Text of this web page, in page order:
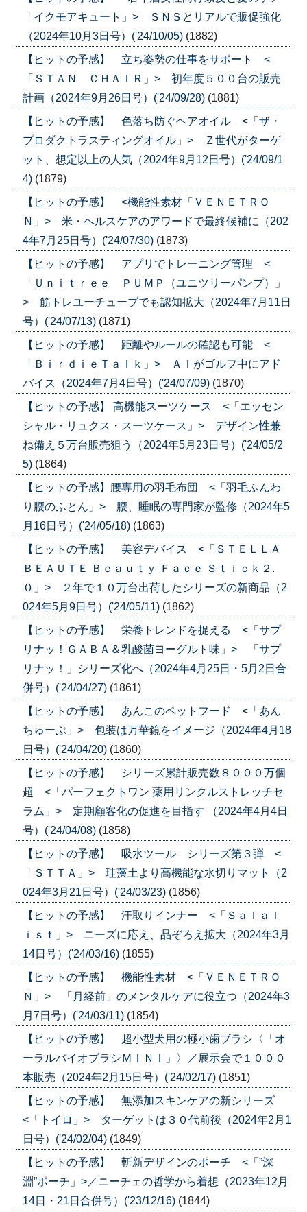
「イクモアキュート」> ＳＮＳとリアルで販促強化
（2024年10月3日号）('24/10/05) (1882)
【ヒットの予感】 立ち姿勢の仕事をサポート <
「ＳＴＡＮ ＣＨＡＩＲ」> 初年度５００台の販売
計画（2024年9月26日号）('24/09/28) (1881)
【ヒットの予感】 色落ち防ぐヘアオイル <「ザ・
プロダクトラスティングオイル」> Ｚ世代がターゲ
ット、想定以上の人気（2024年9月12日号）('24/09/1
4) (1879)
【ヒットの予感】 <機能性素材「ＶＥＮＥＴＲＯ
Ｎ」> 米・ヘルスケアのアワードで最終候補に（202
4年7月25日号）('24/07/30) (1873)
【ヒットの予感】 アプリでトレーニング管理 <
「Ｕｎｉｔｒｅｅ ＰＵＭＰ（ユニツリーパンプ）」
> 筋トレユーチューブでも認知拡大（2024年7月11日
号）('24/07/13) (1871)
【ヒットの予感】 距離やルールの確認も可能 <
「ＢｉｒｄｉｅＴａｌｋ」> ＡＩがゴルフ中にアド
バイス（2024年7月4日号）('24/07/09) (1870)
【ヒットの予感】 高機能スーツケース <「エッセン
シャル・リュクス・スーツケース」> デザイン性兼
ね備え５万台販売狙う（2024年5月23日号）('24/05/2
5) (1864)
【ヒットの予感】腰専用の羽毛布団 <「羽毛ふんわ
り腰のふとん」> 腰、睡眠の専門家が監修（2024年5
月16日号）('24/05/18) (1863)
【ヒットの予感】 美容デバイス <「ＳＴＥＬＬＡ
ＢＥＡＵＴＥ Ｂｅａｕｔｙ Ｆａｃｅ Ｓｔｉｃｋ２.
０」> ２年で１０万台出荷したシリーズの新商品（2
024年5月9日号）('24/05/11) (1862)
【ヒットの予感】 栄養トレンドを捉える <「サプ
リナッ！ＧＡＢＡ＆乳酸菌ヨーグルト味」> 「サプ
リナッ！」シリーズ化へ（2024年4月25日・5月2日合
併号）('24/04/27) (1861)
【ヒットの予感】 あんこのペットフード <「あん
ちゅーぶ」> 包装は万華鏡をイメージ（2024年4月18
日号）('24/04/20) (1860)
【ヒットの予感】 シリーズ累計販売数８０００万個
超 <「パーフェクトワン 薬用リンクルストレッチセ
ラム」> 定期顧客化の促進を目指す （2024年4月4日
号）('24/04/08) (1858)
【ヒットの予感】 吸水ツール シリーズ第３弾 <
「ＳＴＴＡ」> 珪藻土より高機能な水切りマット（2
024年3月21日号）('24/03/23) (1856)
【ヒットの予感】 汗取りインナー <「Ｓａｌａｌ
ｉｓｔ」> ニーズに応え、品ぞろえ拡大（2024年3月
14日号）('24/03/16) (1855)
【ヒットの予感】 機能性素材 <「ＶＥＮＥＴＲＯ
Ｎ」> 「月経前」のメンタルケアに役立つ（2024年3
月7日号）('24/03/11) (1854)
【ヒットの予感】 超小型犬用の極小歯ブラシ〈「オ
ーラルバイオブラシＭＩＮＩ」〉／展示会で１０００
本販売（2024年2月15日号）('24/02/17) (1851)
【ヒットの予感】 無添加スキンケアの新シリーズ
<「トイロ」> ターゲットは３０代前後（2024年2月1
日号）('24/02/04) (1849)
【ヒットの予感】 斬新デザインのポーチ <「”深
淵”ポーチ」>／ニーチェの哲学から着想（2023年12月
14日・21日合併号）('23/12/16) (1844)